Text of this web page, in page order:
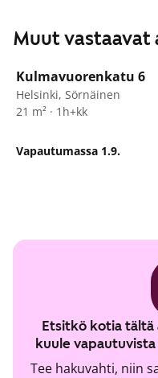
Muut vastaavat
Kulmavuorenkatu 6
Helsinki, Sörnäinen
21 m² · 1h+kk
Vapautumassa 1.9.
Etsitkö kotia tältä
kuule
Tee hakuvahti, niin